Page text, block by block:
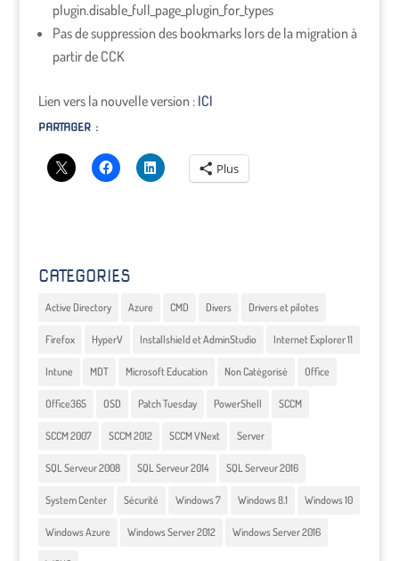
plugin.disable_full_page_plugin_for_types
Pas de suppression des bookmarks lors de la migration à
partir de CCK
Lien vers la nouvelle version : ICI
PARTAGER :
Plus
CATEGORIES
Active Directory Azure CMD Divers Drivers et pilotes
Firefox HyperV Installshield et AdminStudio Internet Explorer 11
Intune MDT Microsoft Education Non Catégorisé Office
Office365 OSD Patch Tuesday PowerShell SCCM
SCCM 2007 SCCM 2012 SCCM VNext Server
SQL Serveur 2008 SQL Serveur 2014 SQL Serveur 2016
System Center Sécurité Windows 7 Windows 8.1 Windows 10
Windows Azure Windows Server 2012 Windows Server 2016